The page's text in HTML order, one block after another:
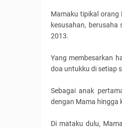
Mamaku tipikal orang
kesusahan,
2013.
Yang membesarkan
doa untukku di setiap
Sebagai anak
dengan Mama hingga
Di mataku dulu,